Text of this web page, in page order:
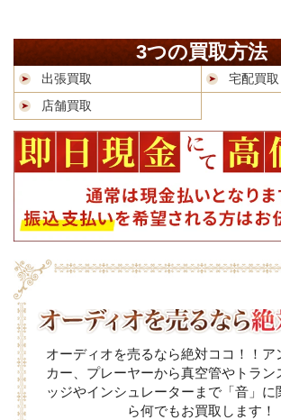
3つの買取方法
出張買取
宅配買取
店舗買取
オーディオを売るなら絶対ココ！！ア
カー、プレーヤーから真空管やトラン
ッジやインシュレーターまで「音」に
ら何でもお買取します！